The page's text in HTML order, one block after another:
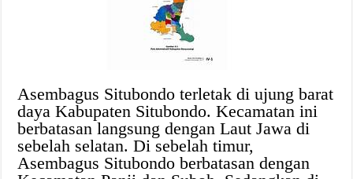
Asembagus Situbondo terletak di ujung barat
daya Kabupaten Situbondo. Kecamatan ini
berbatasan langsung dengan Laut Jawa di
sebelah selatan. Di sebelah timur,
Asembagus Situbondo berbatasan dengan